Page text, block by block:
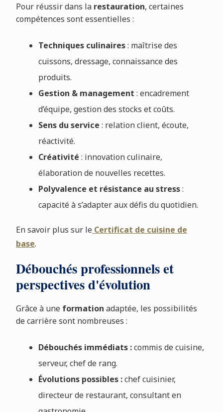
Pour réussir dans la restauration, certaines
compétences sont essentielles :
Techniques culinaires: maîtrise des
cuissons, dressage, connaissance des
produits.
Gestion & management : encadrement
d’équipe, gestion des stocks et coûts.
Sens du service : relation client, écoute,
réactivité.
Créativité : innovation culinaire,
élaboration de nouvelles recettes.
Polyvalence et résistance au stress:
capacité à s’adapter aux défis du quotidien.
En savoir plus sur le Certificat de cuisine de
base.
Débouchés professionnels et
perspectives d'évolution
Grâce à une formation adaptée, les possibilités
de carrière sont nombreuses :
Débouchés immédiats :commis de cuisine,
serveur, chef de rang.
Évolutions possibles :chef cuisinier,
directeur de restaurant, consultant en